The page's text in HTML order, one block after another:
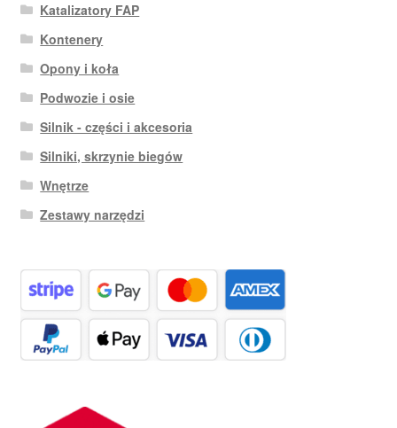
Katalizatory FAP
Kontenery
Opony i koła
Podwozie i osie
Silnik - części i akcesoria
Silniki, skrzynie biegów
Wnętrze
Zestawy narzędzi